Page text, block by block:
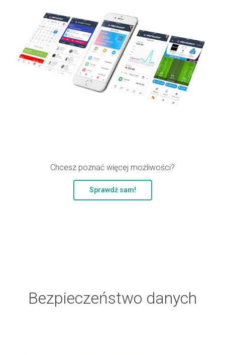
Chcesz poznać więcej możliwości?
Sprawdź sam!
Bezpieczeństwo danych